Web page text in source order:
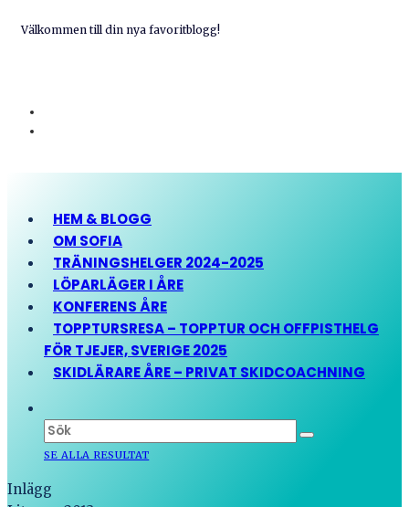
Välkommen till din nya favoritblogg!
HEM & BLOGG
OM SOFIA
TRÄNINGSHELGER 2024-2025
LÖPARLÄGER I ÅRE
KONFERENS ÅRE
TOPPTURSRESA – TOPPTUR OCH OFFPISTHELG
FÖR TJEJER, SVERIGE 2025
SKIDLÄRARE ÅRE – PRIVAT SKIDCOACHNING
SE ALLA RESULTAT
Inlägg